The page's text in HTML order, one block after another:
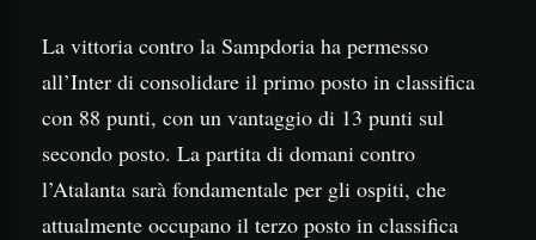
La vittoria contro la Sampdoria ha permesso
all’Inter di consolidare il primo posto in classifica
con 88 punti, con un vantaggio di 13 punti sul
secondo posto. La partita di domani contro
l’Atalanta sarà fondamentale per gli ospiti, che
attualmente occupano il terzo posto in classifica